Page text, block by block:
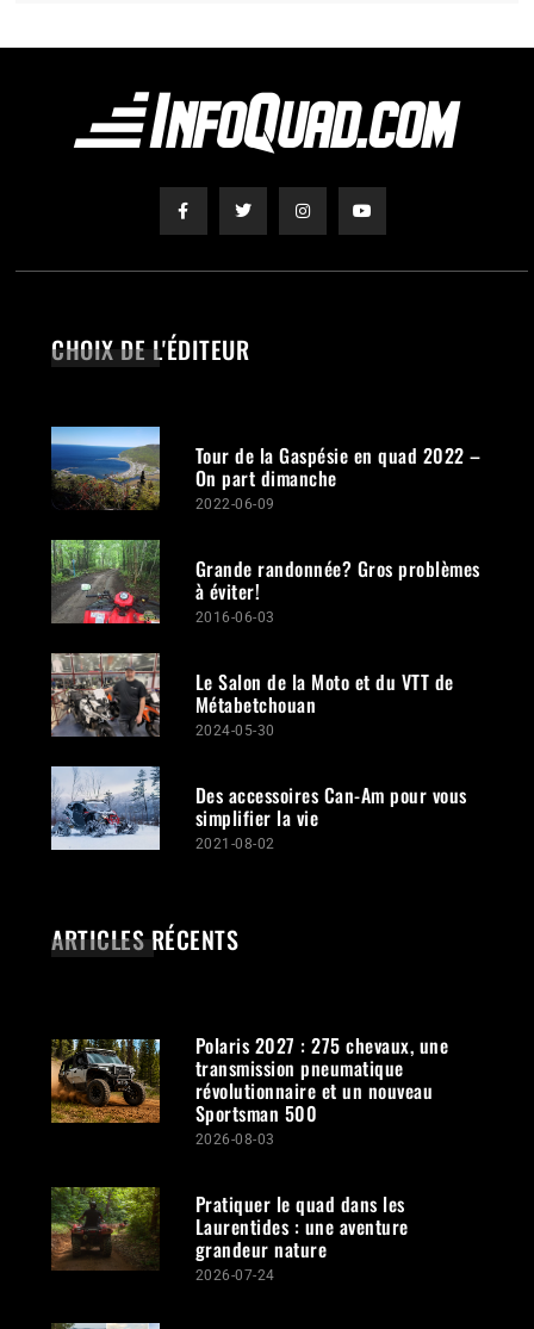
CHOIX DE L'ÉDITEUR
Tour de la Gaspésie en quad 2022 –
On part dimanche
2022-06-09
Grande randonnée? Gros problèmes
à éviter!
2016-06-03
Le Salon de la Moto et du VTT de
Métabetchouan
2024-05-30
Des accessoires Can-Am pour vous
simplifier la vie
2021-08-02
ARTICLES RÉCENTS
Polaris 2027 : 275 chevaux, une
transmission pneumatique
révolutionnaire et un nouveau
Sportsman 500
2026-08-03
Pratiquer le quad dans les
Laurentides : une aventure
grandeur nature
2026-07-24